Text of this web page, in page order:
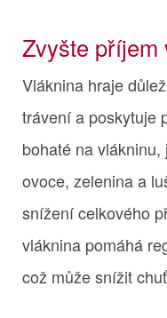
Zvyšte příjem
Vláknina hraje
trávení a poskytuje
bohaté na
ovoce, zelenina a
snížení celkového
vláknina pomáhá
což může snížit